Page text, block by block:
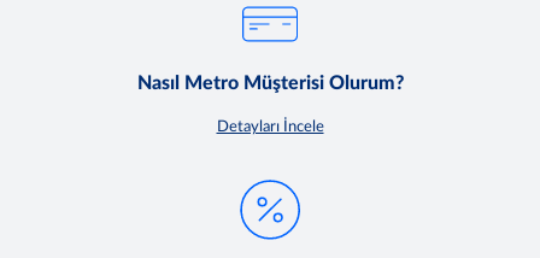
Nasıl Metro Müşterisi Olurum?
Detayları İncele